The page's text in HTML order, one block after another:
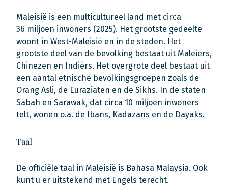
Maleisië is een multicultureel land met circa
36 miljoen inwoners (2025). Het grootste gedeelte
woont in West-Maleisië en in de steden. Het
grootste deel van de bevolking bestaat uit Maleiers,
Chinezen en Indiërs. Het overgrote deel bestaat uit
een aantal etnische bevolkingsgroepen zoals de
Orang Asli, de Euraziaten en de Sikhs. In de staten
Sabah en Sarawak, dat circa 10 miljoen inwoners
telt, wonen o.a. de Ibans, Kadazans en de Dayaks.
Taal
De officiële taal in Maleisië is Bahasa Malaysia. Ook
kunt u er uitstekend met Engels terecht.